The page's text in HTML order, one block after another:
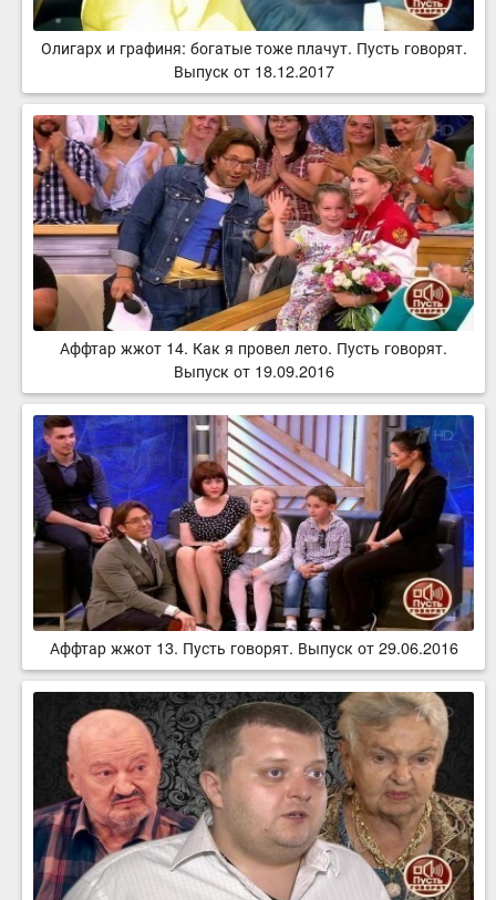
Олигарх и графиня: богатые тоже плачут. Пусть говорят.
Выпуск от 18.12.2017
Аффтар жжот 14. Как я провел лето. Пусть говорят.
Выпуск от 19.09.2016
Аффтар жжот 13. Пусть говорят. Выпуск от 29.06.2016